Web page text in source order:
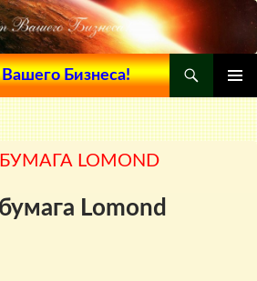
Бизнеса!
МЕНЮ
LOMOND
Lomond